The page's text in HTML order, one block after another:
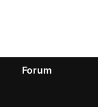
Forum